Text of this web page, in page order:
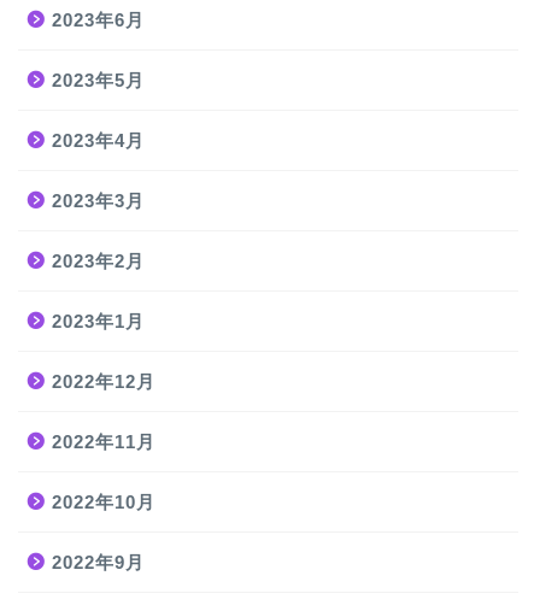
2023年6月
2023年5月
2023年4月
2023年3月
2023年2月
2023年1月
2022年12月
2022年11月
2022年10月
2022年9月